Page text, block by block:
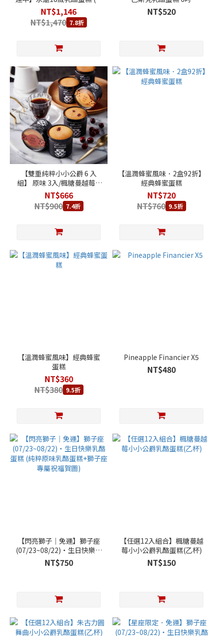
粹原味乳酪蛋糕+永遠18歲賀
圖) + 80厚藏生巧克力
NT$1,146
NT$1,470 7.8折
NT$520
【雙重純粹小小公爵 6 入
組】 原味 3入/楓糖蔓越莓 3
入
NT$666
NT$900 7.4折
【溫潤蜂蜜風味．2盒92折】
經典蜂蜜蛋糕
NT$720
NT$760 9.5折
【溫潤蜂蜜風味】經典蜂蜜
蛋糕
NT$360
NT$380 9.5折
Pineapple Financier X5
NT$480
【閃亮獅子｜免運】獅子座
(07/23~08/22)‧生日快樂乳
酪蛋糕 (純粹原味乳酪蛋糕
+獅子座專屬祝福賀圖)
NT$750
【任選12入組合】楓糖蔓越
莓小小公爵乳酪蛋糕(乙杯)
NT$150